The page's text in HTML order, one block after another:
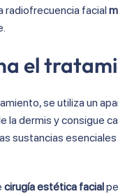
radiofrecuencia facial
el
se utiliza un
la dermis y consigue
sustancias
cirugía estética facial